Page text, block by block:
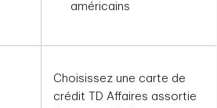
américains
Choisissez une carte de
crédit TD Affaires assortie